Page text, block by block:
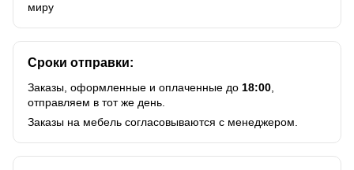
миру
Сроки отправки:
Заказы, оформленные и оплаченные до 18:00
отправляем в тот же день.
Заказы на мебель согласовываются с менеджером.